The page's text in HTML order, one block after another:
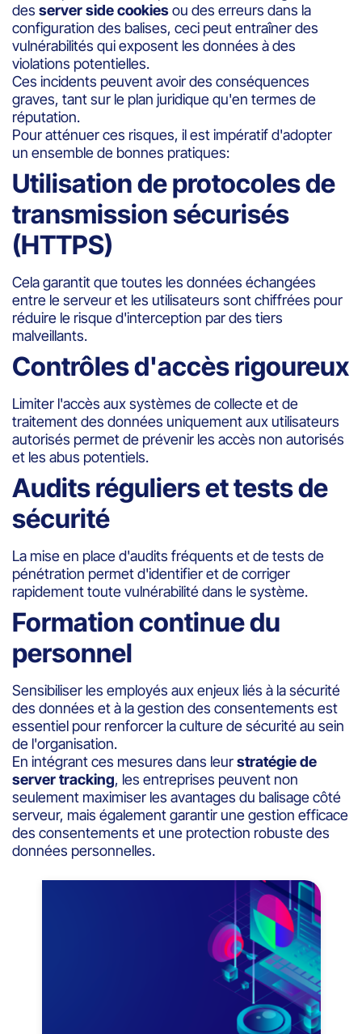
des server side cookiesou des erreurs dans la
configuration des balises, ceci peut entraîner des
vulnérabilités qui exposent les données à des
violations potentielles.
Ces incidents peuvent avoir des conséquences
graves, tant sur le plan juridique qu'en termes de
réputation.
Pour atténuer ces risques, il est impératif d'adopter
un ensemble de bonnes pratiques:
Utilisation de protocoles de
transmission sécurisés
(HTTPS)
Cela garantit que toutes les données échangées
entre le serveur et les utilisateurs sont chiffrées pour
réduire le risque d'interception par des tiers
malveillants.
Contrôles d'accès rigoureux
Limiter l'accès aux systèmes de collecte et de
traitement des données uniquement aux utilisateurs
autorisés permet de prévenir les accès non autorisés
et les abus potentiels.
Audits réguliers et tests de
sécurité
La mise en place d'audits fréquents et de tests de
pénétration permet d'identifier et de corriger
rapidement toute vulnérabilité dans le système.
Formation continue du
personnel
Sensibiliser les employés aux enjeux liés à la sécurité
des données et à la gestion des consentements est
essentiel pour renforcer la culture de sécurité au sein
de l'organisation.
En intégrant ces mesures dans leurstratégie de
server tracking, les entreprises peuvent non
seulement maximiser les avantages du balisage côté
serveur, mais également garantir une gestion efficace
des consentements et une protection robuste des
données personnelles.